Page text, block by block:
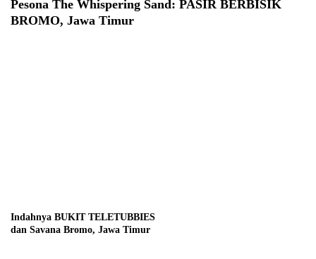
Pesona The Whispering Sand: PASIR BERBISIK
BROMO, Jawa Timur
Indahnya BUKIT TELETUBBIES
dan Savana Bromo, Jawa Timur